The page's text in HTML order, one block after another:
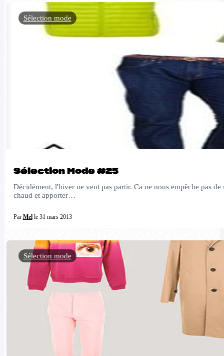
Sélection Mode #25
Décidément, l'hiver ne veut pas partir. Ca ne nous empêche pas
chaud et apporter…
Par Melle 31 mars 2013
Sélection mode
Sélection mode